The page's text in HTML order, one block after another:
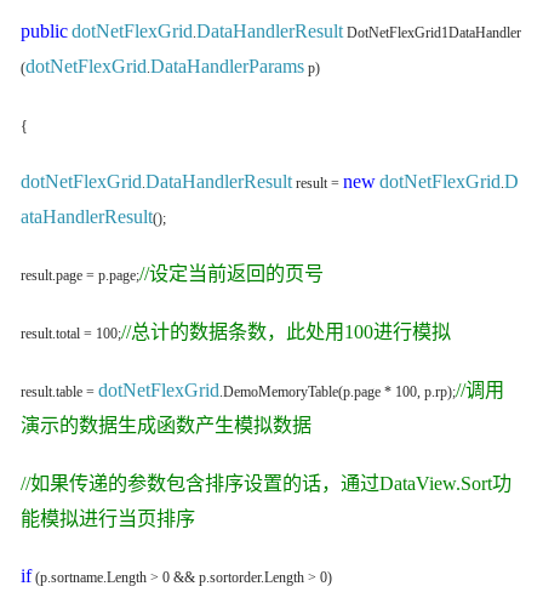
publicdotNetFlexGrid.DataHandlerResultDotNetFlexGrid1DataHandler
(dotNetFlexGrid.DataHandlerParams p)
{
dotNetFlexGrid DataHandlerResult result = newdotNetFlexGrid D
ataHandlerResult();
result.page = p.page;//设定当前返回的页号
result.total = 100;//总计的数据条数，此处用100进行模拟
result.table = dotNetFlexGrid.DemoMemoryTable(p.page * 100, p.rp);//调用
演示的数据生成函数产生模拟数据
//如果传递的参数包含排序设置的话，通过DataView.Sort功
能模拟进行当页排序
if (p.sortname.Length > 0 && p.sortorder.Length > 0)